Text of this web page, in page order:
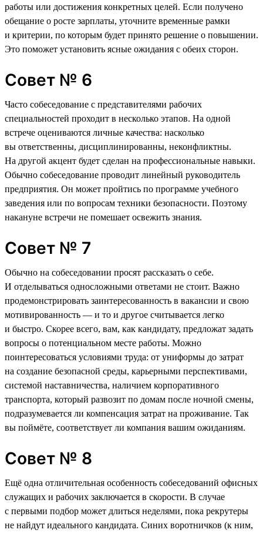
работы или достижения конкретных целей. Если получено
обещание о росте зарплаты, уточните временные рамки
и критерии, по которым будет принято решение о повышении.
Это поможет установить ясные ожидания с обеих сторон.
Совет № 6
Часто собеседование с представителями рабочих
специальностей проходит в несколько этапов. На одной
встрече оцениваются личные качества: насколько
вы ответственны, дисциплинированны, неконфликтны.
На другой акцент будет сделан на профессиональные навыки.
Обычно собеседование проводит линейный руководитель
предприятия. Он может пройтись по программе учебного
заведения или по вопросам техники безопасности. Поэтому
накануне встречи не помешает освежить знания.
Совет № 7
Обычно на собеседовании просят рассказать о себе.
И отделываться односложными ответами не стоит. Важно
продемонстрировать заинтересованность в вакансии и свою
мотивированность — и то и другое считывается легко
и быстро. Скорее всего, вам, как кандидату, предложат задать
вопросы о потенциальном месте работы. Можно
поинтересоваться условиями труда: от униформы до затрат
на создание безопасной среды, карьерными перспективами,
системой наставничества, наличием корпоративного
транспорта, который развозит по домам после ночной смены,
подразумевается ли компенсация затрат на проживание. Так
вы поймёте, соответствует ли компания вашим ожиданиям.
Совет № 8
Ещё одна отличительная особенность собеседований офисных
служащих и рабочих заключается в скорости. В случае
с первыми подбор может длиться неделями, пока рекрутеры
не найдут идеального кандидата. Синих воротничков (к ним,